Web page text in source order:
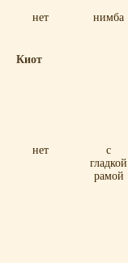
нет нимба
Киот
нет
с
гладкой
рамой